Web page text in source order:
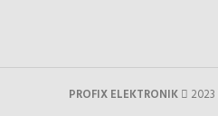
PROFIX ELEKTRONIK 2023